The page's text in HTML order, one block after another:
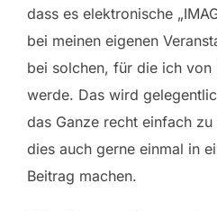
dass es elektronische
bei meinen eigenen
bei solchen, für die ich von
werde. Das wird
das Ganze recht einfach
dies auch gerne einmal in
Beitrag machen.